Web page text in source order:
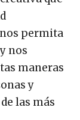
permita
nos
maneras
y
las más